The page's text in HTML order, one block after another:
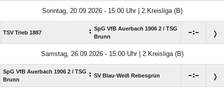
Sonntag, 20.09.2026 - 15:00 Uhr | 2.Kreisliga (B)
TSV Trieb 1887 : SpG VfB Auerbach 1906 2 /​ TSG
Brunn
:
Samstag, 26.09.2026 - 15:00 Uhr | 2.Kreisliga (B)
SpG VfB Auerbach 1906 2 /​ TSG
Brunn
: SV Blau-Weiß Rebesgrün :